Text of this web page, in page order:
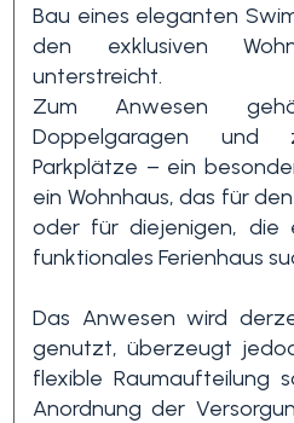
Bau eines eleganten
den exklusiven
unterstreicht.
Zum Anwesen
Doppelgaragen und
Parkplätze – ein
ein Wohnhaus, das für
oder für diejenigen, die
funktionales Ferienhaus
Das Anwesen wird
genutzt, überzeugt
flexible Raumaufteilung
Anordnung der